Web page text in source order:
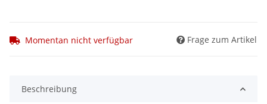
Momentan nicht verfügbar Frage zum Artikel
Beschreibung